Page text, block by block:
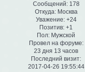
Сообщений:178
Откуда:Москва
Уважение: +24
Позитив: +1
Пол: Мужской
Провел на форуме:
23 дня 13 часов
Последний визит:
2017-04-26 19:55:44